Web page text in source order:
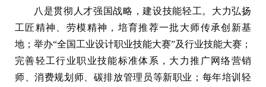
八是贯彻人才强国战略，建设技能轻工。大力弘扬
工匠精神、劳模精神，培育推荐一批大师传承创新基
地；举办“全国工业设计职业技能大赛”及行业技能大赛；
完善轻工行业职业技能标准体系，大力推广网络营销
师、消费规划师、碳排放管理员等新职业；每年培训轻